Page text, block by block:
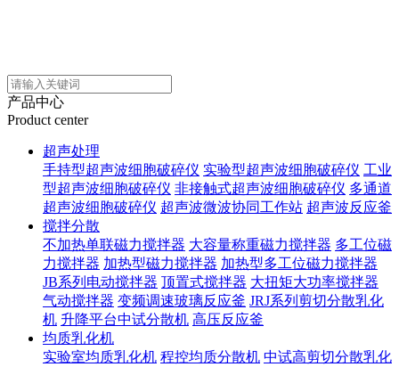
产品中心
Product center
超声处理
手持型超声波细胞破碎仪 实验型超声波细胞破碎仪 工业
型超声波细胞破碎仪 非接触式超声波细胞破碎仪 多通道
超声波细胞破碎仪 超声波微波协同工作站 超声波反应釜
搅拌分散
不加热单联磁力搅拌器 大容量称重磁力搅拌器 多工位磁
力搅拌器 加热型磁力搅拌器 加热型多工位磁力搅拌器
JB系列电动搅拌器 顶置式搅拌器 大扭矩大功率搅拌器
气动搅拌器 变频调速玻璃反应釜 JRJ系列剪切分散乳化
机 升降平台中试分散机 高压反应釜
均质乳化机
实验室均质乳化机 程控均质分散机 中试高剪切分散乳化